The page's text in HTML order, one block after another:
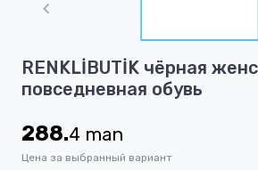
1
of
RENKLİBUTİK чёрная
повседневная обувь
288.4 man
Цена за выбранный вариант